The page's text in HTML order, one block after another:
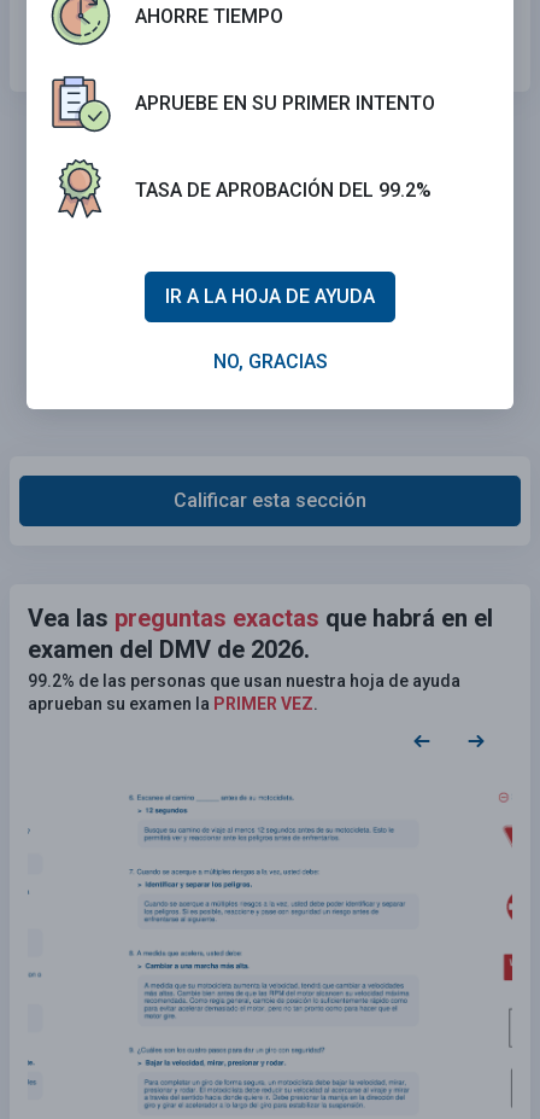
detenerse
Calificar esta sección
Vea las preguntas exactas que habrá en el
examen del DMV de 2026.
99.2% de las personas que usan nuestra hoja de ayuda
aprueban su examen la PRIMER VEZ.
AHORRE TIEMPO
APRUEBE EN SU PRIMER INTENTO
TASA DE APROBACIÓN DEL 99.2%
IR A LA HOJA DE AYUDA
NO, GRACIAS